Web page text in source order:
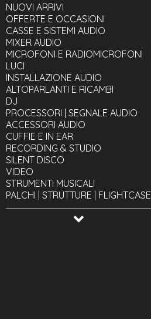
NUOVI ARRIVI
OFFERTE E OCCASIONI
CASSE E SISTEMI AUDIO
MIXER AUDIO
MICROFONI E RADIOMICROFONI
LUCI
INSTALLAZIONE AUDIO
ALTOPARLANTI E RICAMBI
DJ
PROCESSORI | SEGNALE AUDIO
ACCESSORI AUDIO
CUFFIE E IN EAR
RECORDING & STUDIO
SILENT DISCO
VIDEO
STRUMENTI MUSICALI
PALCHI | STRUTTURE | FLIGHTCASE
CAVI
STRUMENTI TECNICI & BACKSTAGE